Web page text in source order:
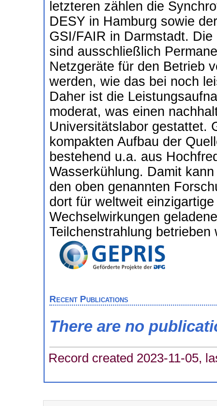
letzteren zählen die
DESY in Hamburg sowie
GSI/FAIR in Darmstadt.
sind ausschließlich
Netzgeräte für den Betrieb
werden, wie das bei noch
Daher ist die
moderat, was einen
Universitätslabor gestattet.
kompakten Aufbau der
bestehend u.a. aus
Wasserkühlung. Damit
den oben genannten
dort für weltweit
Wechselwirkungen
Teilchenstrahlung betrieben
Recent Publications
There are no
Record created 2023-11-05,